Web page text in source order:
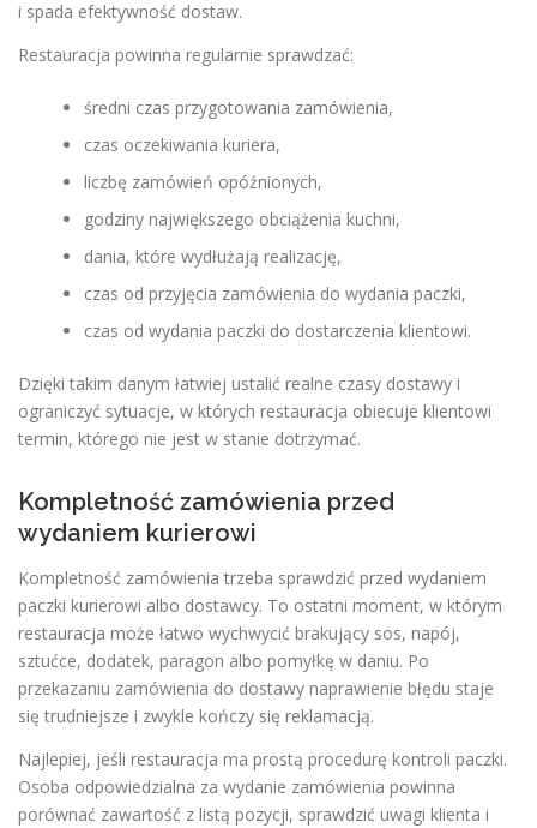
i spada efektywność dostaw.
Restauracja powinna regularnie sprawdzać:
średni czas przygotowania zamówienia,
czas oczekiwania kuriera,
liczbę zamówień opóźnionych,
godziny największego obciążenia kuchni,
dania, które wydłużają realizację,
czas od przyjęcia zamówienia do wydania paczki,
czas od wydania paczki do dostarczenia klientowi.
Dzięki takim danym łatwiej ustalić realne czasy dostawy i
ograniczyć sytuacje, w których restauracja obiecuje klientowi
termin, którego nie jest w stanie dotrzymać.
Kompletność zamówienia przed
wydaniem kurierowi
Kompletność zamówienia trzeba sprawdzić przed wydaniem
paczki kurierowi albo dostawcy. To ostatni moment, w którym
restauracja może łatwo wychwycić brakujący sos, napój,
sztućce, dodatek, paragon albo pomyłkę w daniu. Po
przekazaniu zamówienia do dostawy naprawienie błędu staje
się trudniejsze i zwykle kończy się reklamacją.
Najlepiej, jeśli restauracja ma prostą procedurę kontroli paczki.
Osoba odpowiedzialna za wydanie zamówienia powinna
porównać zawartość z listą pozycji, sprawdzić uwagi klienta i